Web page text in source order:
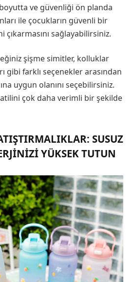
ve güvenliği ön planda
ile çocukların güvenli bir
sağlayabilirsiniz.
şişme simitler, kolluklar
gibi farklı seçenekler arasından
uygun olanını seçebilirsiniz.
çok daha verimli bir şekilde
SUSUZ
YÜKSEK TUTUN